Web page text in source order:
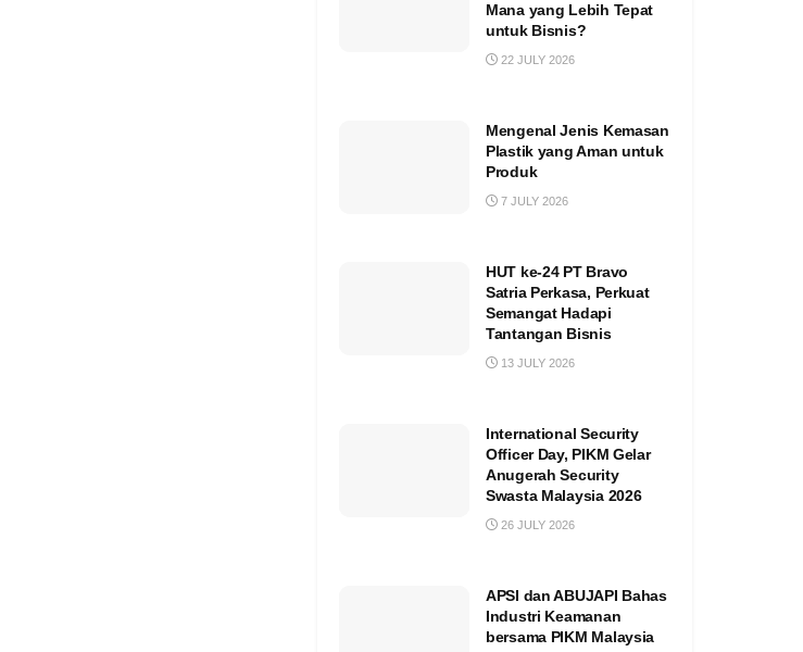
Mana yang Lebih Tepat
untuk Bisnis?
22 JULY 2026
Mengenal Jenis Kemasan
Plastik yang Aman untuk
Produk
7 JULY 2026
HUT ke-24 PT Bravo
Satria Perkasa, Perkuat
Semangat Hadapi
Tantangan Bisnis
13 JULY 2026
International Security
Officer Day, PIKM Gelar
Anugerah Security
Swasta Malaysia 2026
26 JULY 2026
APSI dan ABUJAPI Bahas
Industri Keamanan
bersama PIKM Malaysia